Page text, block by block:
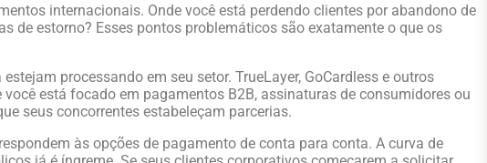
internacionais. Onde você está perdendo clientes por abandono de
de estorno? Esses pontos problemáticos são exatamente o que os
processando em seu setor. TrueLayer, GoCardless e outros
está focado em pagamentos B2B, assinaturas de consumidores ou
seus concorrentes estabeleçam parcerias.
às opções de pagamento de conta para conta. A curva de